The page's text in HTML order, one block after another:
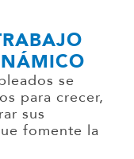
se
para crecer,
sus
fomente la